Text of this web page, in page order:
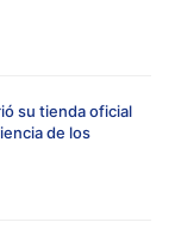
su tienda oficial
de los